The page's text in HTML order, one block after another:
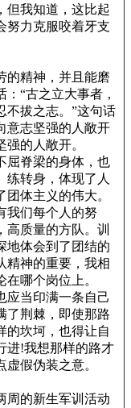
但我知道，这比起
努力克服咬着牙支
精神，并且能磨
“古之立大事者，
不拔之志。”这句话
意志坚强的人敞开
的人敞开。
屈脊梁的身体，也
练转身，体现了人
体主义的伟大。
我们每个人的努
高质量的方队。训
地体会到了团结的
精神的重要，我相
哪个岗位上。
当印满一条自己
了荆棘，即使那路
的坎坷，也得让自
进!我想那样的路才
假伪装之意。
的新生军训活动